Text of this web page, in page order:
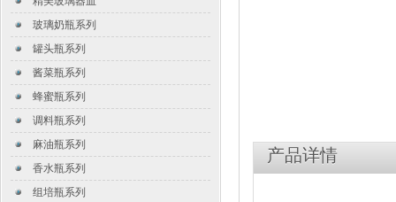
玻璃奶瓶系列
罐头瓶系列
酱菜瓶系列
蜂蜜瓶系列
调料瓶系列
麻油瓶系列
香水瓶系列
组培瓶系列
产品详情